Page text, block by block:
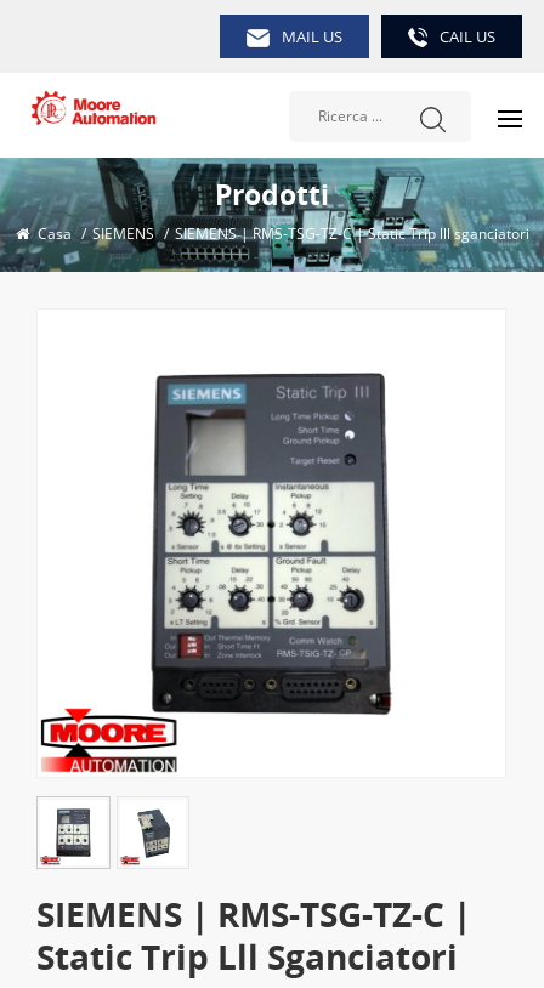
MAIL US CAIL US
Prodotti
Casa / SIEMENS / SIEMENS | RMS-TSG-TZ-C | Static Trip lll sganciatori
SIEMENS | RMS-TSG-TZ-C |
Static Trip Lll Sganciatori